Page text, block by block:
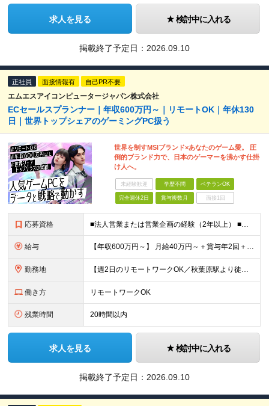
求人を見る 検討中に入れる
掲載終了予定日： 2026.09.10
正社員 面接情報有 自己PR不要
エムエスアイコンピュータージャパン株式会社
ECセールスプランナー｜年収600万円～｜リモートOK｜年休130
日｜世界トップシェアのゲーミングPC扱う
世界を制すMSIブランド×あなたのゲーム愛。 圧
倒的ブランド力で、日本のゲーマーを沸かす仕掛
け人へ。
未経験歓迎 学歴不問 ベテランOK
完全週休2日 賞与複数月 面接1回
応募資格 ■法人営業または営業企画の経験（2年以上） ■日本企業でのEC物販業務経験（2年以上） ■基本的なMicrosoft Officeスキル（Excel：VLOOKUP、ピボットテーブルなど） ■学歴不問
給与 【年収600万円～】 月給40万円～＋賞与年2回＋各種手当 ※経験・スキルを考慮し、決定いたします ※上記には固定残業代（24時間分／4万円～6.5万円）を含みます ※試用期間3カ月（期間中の雇用形
勤務地 【週2日のリモートワークOK／秋葉原駅より徒歩5分】 本社：東京都千代田区神田須田町2-19-23 Daiwa秋葉原ビル 6階 ※展示会などでの国内/海外出張あり ※変更の範囲：上記を除く当社関連
働き方 リモートワークOK
残業時間 20時間以内
求人を見る 検討中に入れる
掲載終了予定日： 2026.09.10